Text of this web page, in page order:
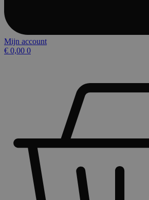
Mijn account
€ 0,00 0